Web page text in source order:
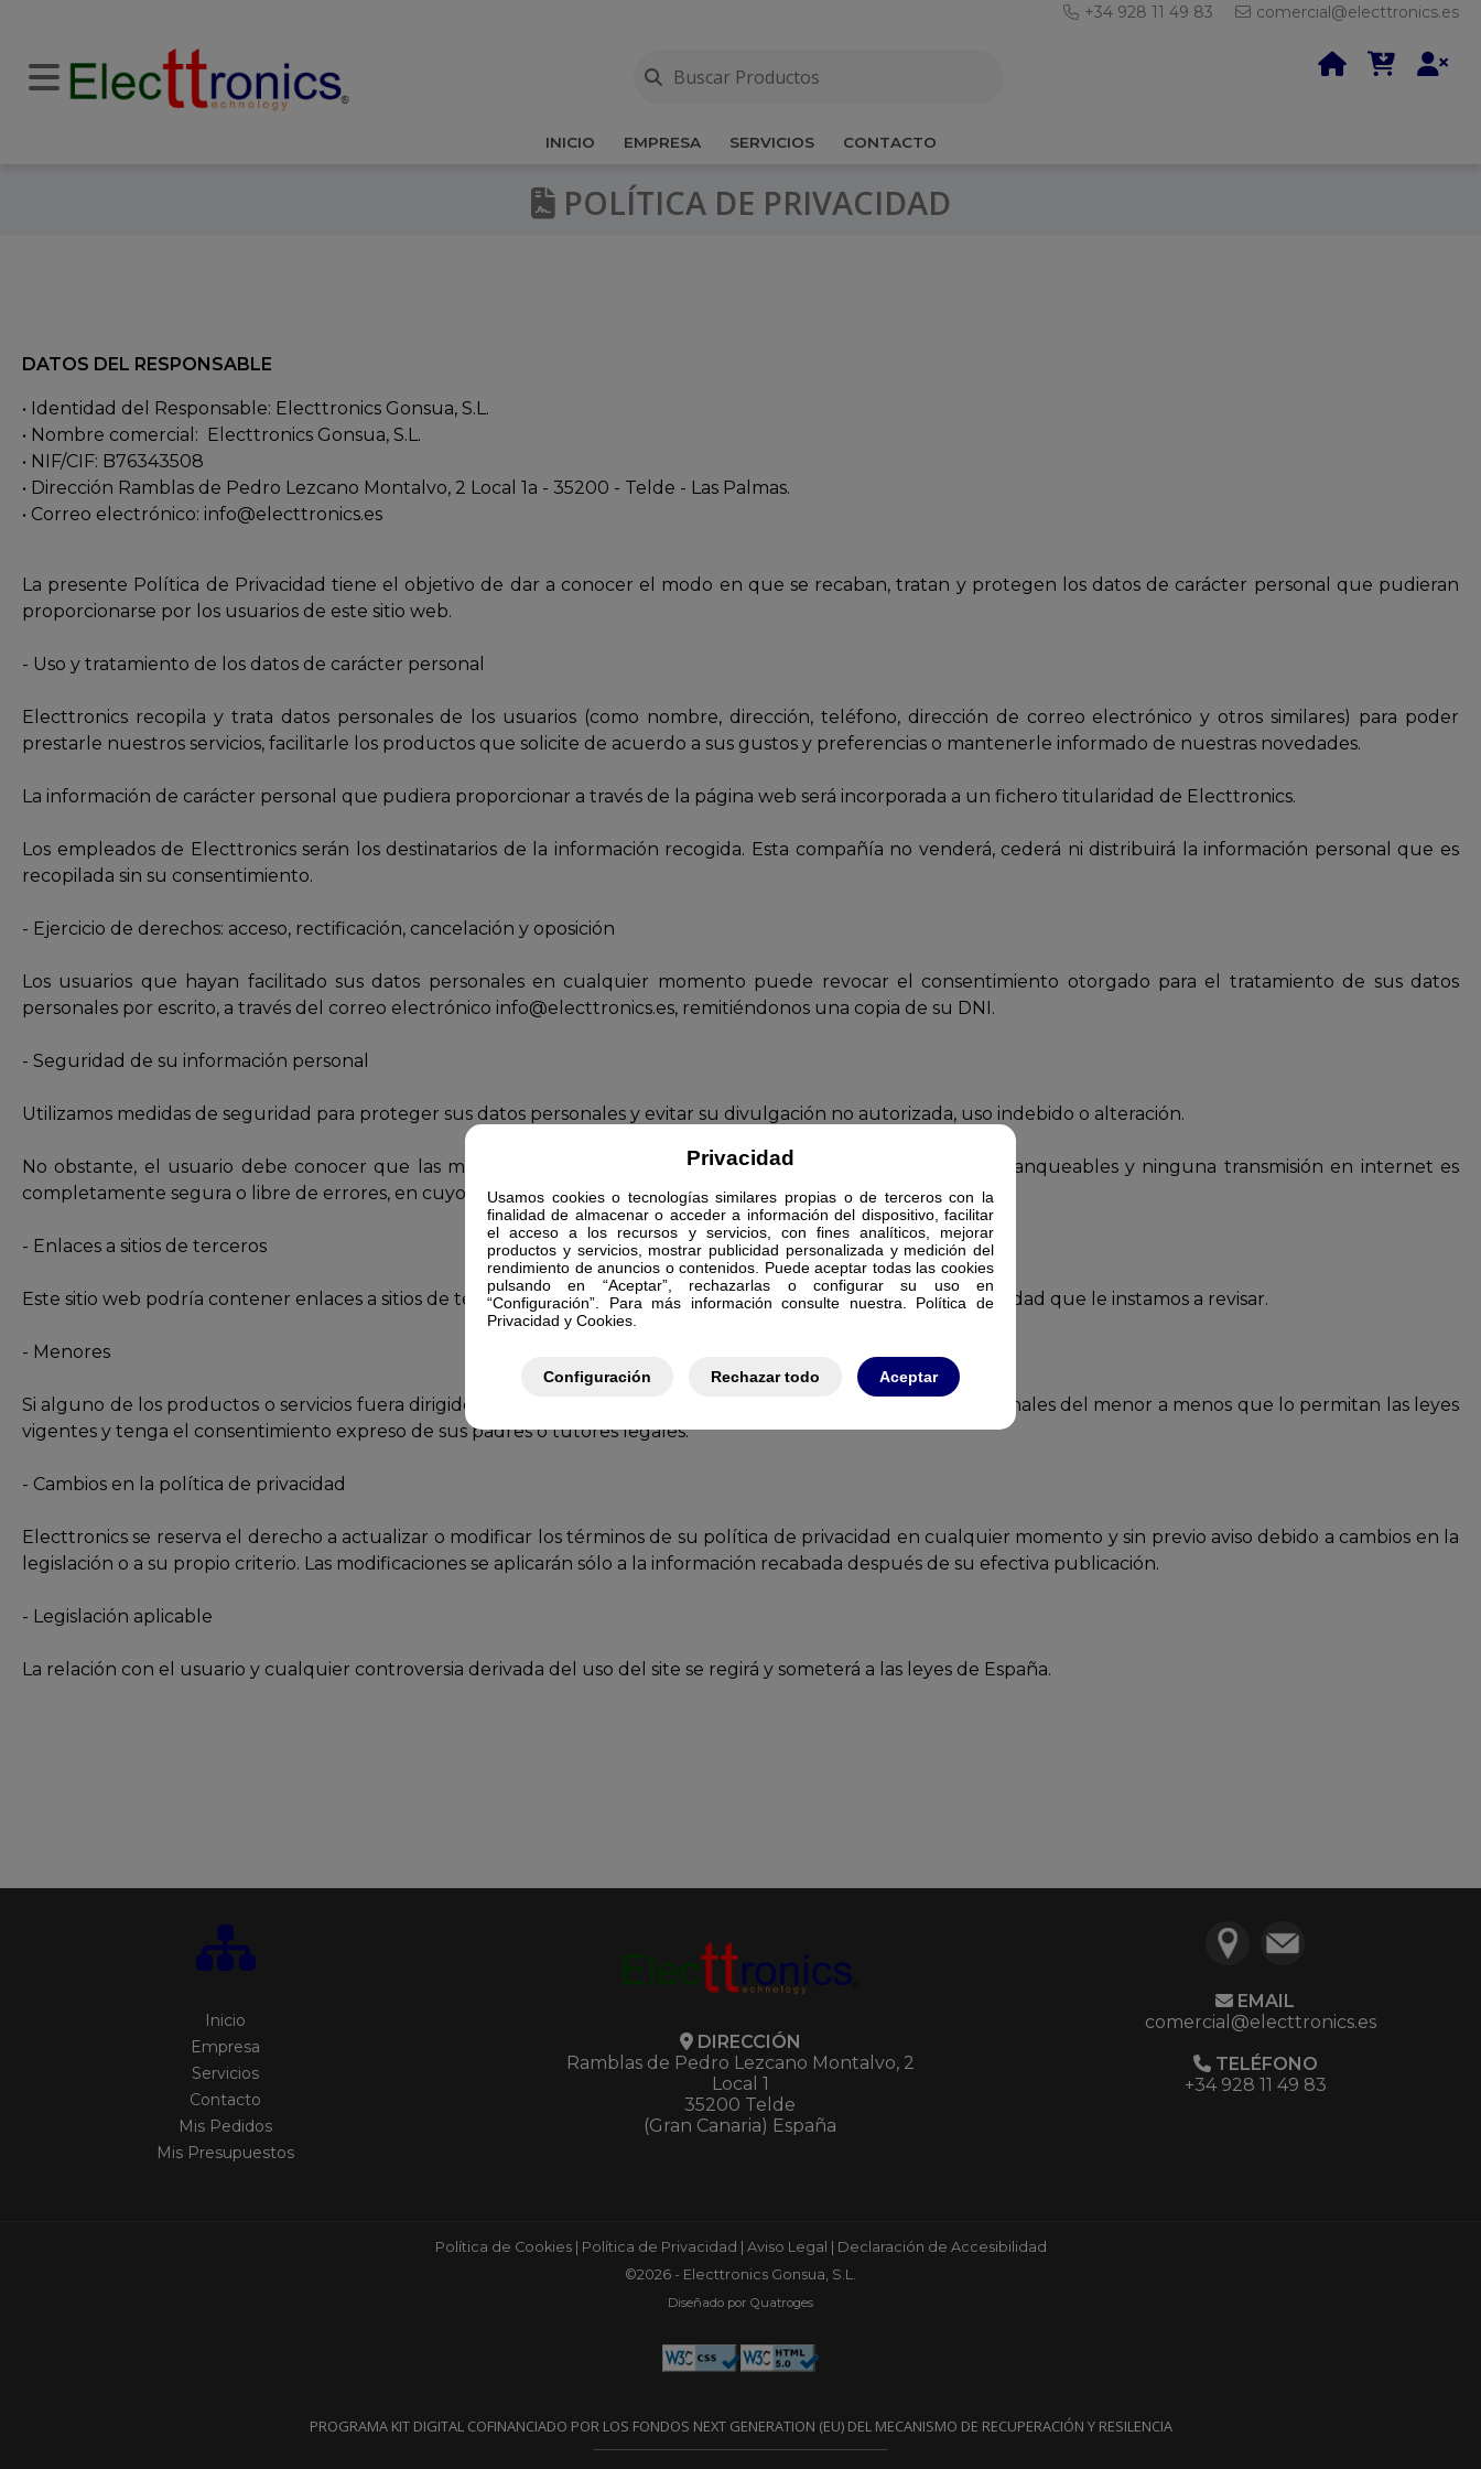
Privacidad
Usamos cookies o tecnologías similares propias o de terceros con la
finalidad de almacenar o acceder a información del dispositivo, facilitar
el acceso a los recursos y servicios, con fines analíticos, mejorar
productos y servicios, mostrar publicidad personalizada y medición del
rendimiento de anuncios o contenidos. Puede aceptar todas las cookies
pulsando en “Aceptar”, rechazarlas o configurar su uso en
“Configuración”. Para más información consulte nuestra. Política de
Privacidad y Cookies.
Configuración Rechazar todo Aceptar
+34 928 11 49 83 comercial@electtronics.es
INICIO EMPRESA SERVICIOS CONTACTO
POLÍTICA DE PRIVACIDAD
DATOS DEL RESPONSABLE
• Identidad del Responsable: Electtronics Gonsua, S.L.
• Nombre comercial: Electtronics Gonsua, S.L.
• NIF/CIF: B76343508
• Dirección Ramblas de Pedro Lezcano Montalvo, 2 Local 1a - 35200 - Telde - Las Palmas.
• Correo electrónico: info@electtronics.es
La presente Política de Privacidad tiene el objetivo de dar a conocer el modo en que se recaban, tratan y protegen los datos de carácter personal que pudieran
proporcionarse por los usuarios de este sitio web.
- Uso y tratamiento de los datos de carácter personal
Electtronics recopila y trata datos personales de los usuarios (como nombre, dirección, teléfono, dirección de correo electrónico y otros similares) para poder
prestarle nuestros servicios, facilitarle los productos que solicite de acuerdo a sus gustos y preferencias o mantenerle informado de nuestras novedades.
La información de carácter personal que pudiera proporcionar a través de la página web será incorporada a un fichero titularidad de Electtronics.
Los empleados de Electtronics serán los destinatarios de la información recogida. Esta compañía no venderá, cederá ni distribuirá la información personal que es
recopilada sin su consentimiento.
- Ejercicio de derechos: acceso, rectificación, cancelación y oposición
Los usuarios que hayan facilitado sus datos personales en cualquier momento puede revocar el consentimiento otorgado para el tratamiento de sus datos
personales por escrito, a través del correo electrónico info@electtronics.es, remitiéndonos una copia de su DNI.
- Seguridad de su información personal
Utilizamos medidas de seguridad para proteger sus datos personales y evitar su divulgación no autorizada, uso indebido o alteración.
No obstante, el usuario debe conocer que las medidas de seguridad en internet no son completamente infranqueables y ninguna transmisión en internet es
completamente segura o libre de errores, en cuyo caso Electtronics no podrá hacerse responsable.
- Enlaces a sitios de terceros
Este sitio web podría contener enlaces a sitios de terceros. Estos sitios cuentan con sus propias políticas de privacidad que le instamos a revisar.
- Menores
Si alguno de los productos o servicios fuera dirigido a menores de 14 años, Electtronics no recopilará datos personales del menor a menos que lo permitan las leyes
vigentes y tenga el consentimiento expreso de sus padres o tutores legales.
- Cambios en la política de privacidad
Electtronics se reserva el derecho a actualizar o modificar los términos de su política de privacidad en cualquier momento y sin previo aviso debido a cambios en la
legislación o a su propio criterio. Las modificaciones se aplicarán sólo a la información recabada después de su efectiva publicación.
- Legislación aplicable
La relación con el usuario y cualquier controversia derivada del uso del site se regirá y someterá a las leyes de España.
Inicio
Empresa
Servicios
Contacto
Mis Pedidos
Mis Presupuestos
DIRECCIÓN
Ramblas de Pedro Lezcano Montalvo, 2
Local 1
35200 Telde
(Gran Canaria) España
EMAIL
comercial@electtronics.es
TELÉFONO
+34 928 11 49 83
Política de Cookies| Política de Privacidad Aviso Legal
Declaración de Accesibilidad
©2026 - Electtronics Gonsua, S.L.
Diseñado por Quatroges
PROGRAMA KIT DIGITAL COFINANCIADO POR LOS FONDOS NEXT GENERATION (EU) DEL MECANISMO DE RECUPERACIÓN Y RESILENCIA